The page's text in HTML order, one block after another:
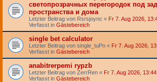
светопрозрачных перегородок под
пространства и дома
Letzter Beitrag von Rsrsjoync « Fr 7. Aug 2026,
Verfasst in Gästebereich
single bet calculator
Letzter Beitrag von single_tuPn « Fr 7. Aug 2026,
Verfasst in Gästebereich
anabitrerpemi rypzb
Letzter Beitrag von ZerrRen « Fr 7. Aug 2026, 13:44
Verfasst in Gästebereich